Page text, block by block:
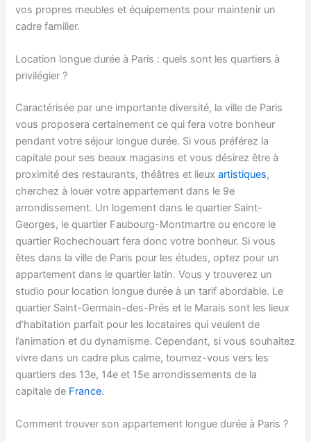
vos propres meubles et équipements pour maintenir un
cadre familier.
Location longue durée à Paris : quels sont les quartiers à
privilégier ?
Caractérisée par une importante diversité, la ville de Paris
vous proposera certainement ce qui fera votre bonheur
pendant votre séjour longue durée. Si vous préférez la
capitale pour ses beaux magasins et vous désirez être à
proximité des restaurants, théâtres et lieux artistiques,
cherchez à louer votre appartement dans le 9e
arrondissement. Un logement dans le quartier Saint-
Georges, le quartier Faubourg-Montmartre ou encore le
quartier Rochechouart fera donc votre bonheur. Si vous
êtes dans la ville de Paris pour les études, optez pour un
appartement dans le quartier latin. Vous y trouverez un
studio pour location longue durée à un tarif abordable. Le
quartier Saint-Germain-des-Prés et le Marais sont les lieux
d’habitation parfait pour les locataires qui veulent de
l’animation et du dynamisme. Cependant, si vous souhaitez
vivre dans un cadre plus calme, tournez-vous vers les
quartiers des 13e, 14e et 15e arrondissements de la
capitale de France.
Comment trouver son appartement longue durée à Paris ?